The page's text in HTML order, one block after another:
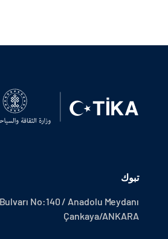
تبوك
No:140 / Anadolu Meydanı
Çankaya/ANKARA